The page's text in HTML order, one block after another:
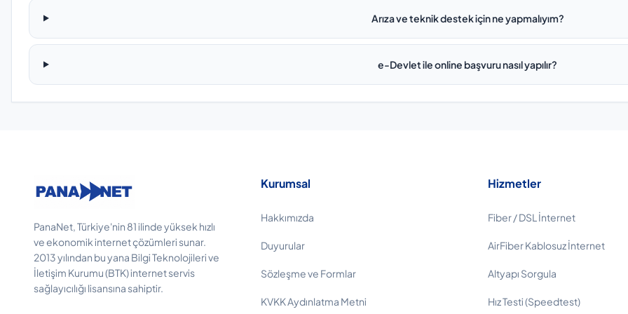
Arıza ve teknik destek için ne yapmalıyım?
e-Devlet ile online başvuru nasıl yapılır?
PanaNet, Türkiye'nin 81 ilinde yüksek hızlı
ve ekonomik internet çözümleri sunar.
2013 yılından bu yana Bilgi Teknolojileri ve
İletişim Kurumu (BTK) internet servis
sağlayıcılığı lisansına sahiptir.
Kurumsal
Hakkımızda
Duyurular
Sözleşme ve Formlar
KVKK Aydınlatma Metni
Hizmetler
Fiber / DSL İnternet
AirFiber Kablosuz İnternet
Altyapı Sorgula
Hız Testi (Speedtest)